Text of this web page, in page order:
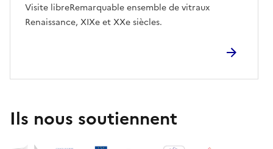
Visite libreRemarquable ensemble de vitraux
Renaissance, XIXe et XXe siècles.
Ils nous soutiennent